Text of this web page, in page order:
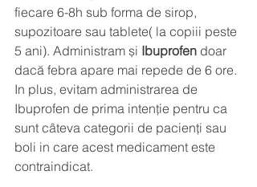
fiecare 6-8h sub forma de sirop,
supozitoare sau tablete( la copiii peste
5 ani). Administram și Ibuprofen doar
dacă febra apare mai repede de 6 ore.
In plus, evitam administrarea de
Ibuprofen de prima intenție pentru ca
sunt câteva categorii de pacienți sau
boli in care acest medicament este
contraindicat.